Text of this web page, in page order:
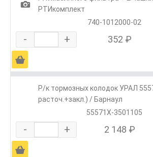
1
РТИкомплект
740-1012000-02
- + 352 ₽
Ä
Р/к тормозных колодок УРАЛ
расточ.+закл.) / Барнаул
55571Х-3501105
- + 2 148 ₽
Ä